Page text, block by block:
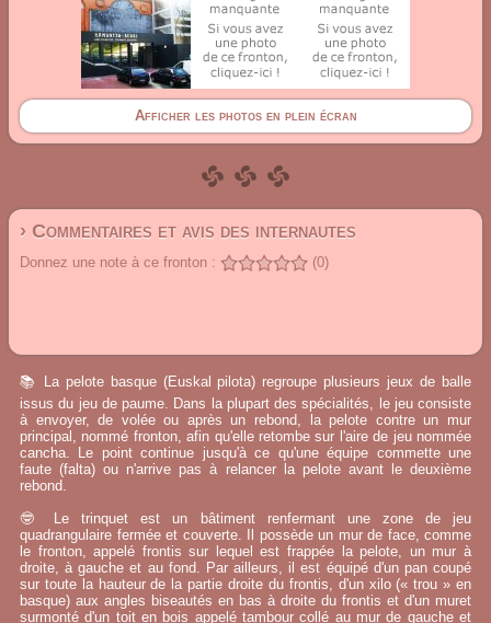
Afficher les photos en plein écran
› Commentaires et avis des internautes
Donnez une note à ce fronton : (0)
📚 La pelote basque (Euskal pilota) regroupe plusieurs jeux de balle
issus du jeu de paume. Dans la plupart des spécialités, le jeu consiste
à envoyer, de volée ou après un rebond, la pelote contre un mur
principal, nommé fronton, afin qu'elle retombe sur l'aire de jeu nommée
cancha. Le point continue jusqu'à ce qu'une équipe commette une
faute (falta) ou n'arrive pas à relancer la pelote avant le deuxième
rebond.
🤓 Le trinquet est un bâtiment renfermant une zone de jeu
quadrangulaire fermée et couverte. Il possède un mur de face, comme
le fronton, appelé frontis sur lequel est frappée la pelote, un mur à
droite, à gauche et au fond. Par ailleurs, il est équipé d'un pan coupé
sur toute la hauteur de la partie droite du frontis, d'un xilo (« trou » en
basque) aux angles biseautés en bas à droite du frontis et d'un muret
surmonté d'un toit en bois appelé tambour collé au mur de gauche et